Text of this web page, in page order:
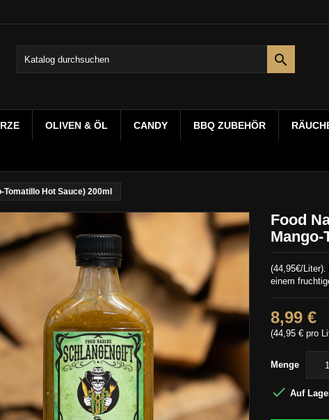

OLIVEN & ÖL CANDY BBQ ZUBEHÖR
Hot Sauce) 200ml
Food
Mango-
(44,95€/
einem
8,99 €
(44,95 € pro
Menge
 Auf